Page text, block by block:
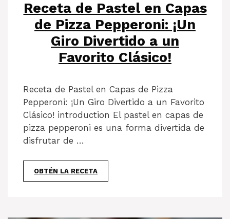
Receta de Pastel en Capas
de Pizza Pepperoni: ¡Un
Giro Divertido a un
Favorito Clásico!
Receta de Pastel en Capas de Pizza
Pepperoni: ¡Un Giro Divertido a un Favorito
Clásico! introduction El pastel en capas de
pizza pepperoni es una forma divertida de
disfrutar de …
OBTÉN LA RECETA